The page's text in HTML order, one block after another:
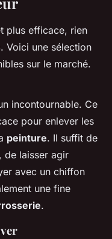
plus efficace, rien
. Voici une sélection
sur le marché.
incontournable. Ce
pour enlever les
peinture. Il suffit de
de laisser agir
avec un chiffon
une fine
.